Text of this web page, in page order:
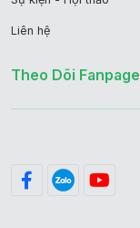
Liên hệ
Theo Dõi Fanpage